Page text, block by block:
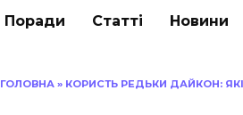
Поради Статті Новини
ГОЛОВНА » КОРИСТЬ РЕДЬКИ ДАЙКОН: